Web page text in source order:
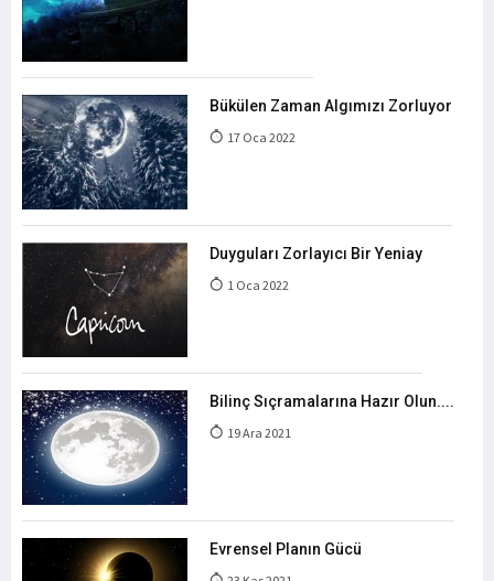
Bükülen Zaman Algımızı Zorluyor
17 Oca 2022
Duyguları Zorlayıcı Bir Yeniay
1 Oca 2022
Bilinç Sıçramalarına Hazır Olun....
19 Ara 2021
Evrensel Planın Gücü